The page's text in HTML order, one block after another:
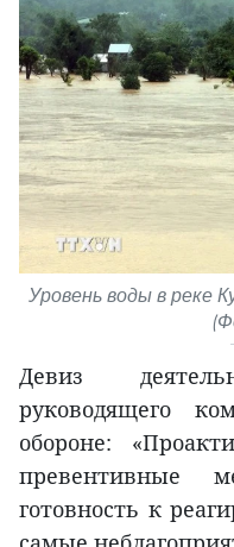
Уровень воды в реке
Девиз
руководящего
обороне:
превентивные
готовность к